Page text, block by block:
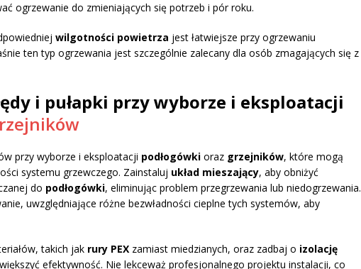
ogrzewanie do zmieniających się potrzeb i pór roku.
wilgotności powietrza jest łatwiejsze przy ogrzewaniu
ten typ ogrzewania jest szczególnie zalecany dla osób zmagających się z
i pułapki przy wyborze i eksploatacji
przy wyborze i eksploatacji podłogówki oraz grzejników, które mogą
systemu grzewczego. Zainstaluj układ mieszający, aby obniżyć
do podłogówki, eliminując problem przegrzewania lub niedogrzewania.
uwzględniające różne bezwładności cieplne tych systemów, aby
takich jak rury PEX zamiast miedzianych, oraz zadbaj o izolację
efektywność. Nie lekceważ profesjonalnego projektu instalacji, co